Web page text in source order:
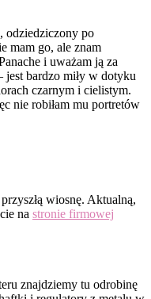
odziedziczony po
mam go, ale znam
i uważam ją za
jest bardzo miły w dotyku
czarnym i cielistym.
nie robiłam mu portretów
wiosnę. Aktualną,
na stronie firmowej
znajdziemy tu odrobinę